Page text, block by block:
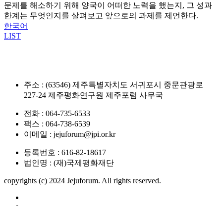
문제를 해소하기 위해 양국이 어떠한 노력을 했는지, 그 성과
한계는 무엇인지를 살펴보고 앞으로의 과제를 제언한다.
한국어
LIST
주소 : (63546) 제주특별자치도 서귀포시 중문관광로
227-24 제주평화연구원 제주포럼 사무국
전화 : 064-735-6533
팩스 : 064-738-6539
이메일 : jejuforum@jpi.or.kr
등록번호 : 616-82-18617
법인명 : (재)국제평화재단
copyrights (c) 2024 Jejuforum. All rights reserved.